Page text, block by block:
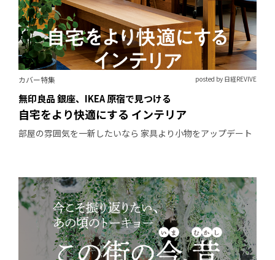
カバー特集 posted by 日経REVIVE
無印良品 銀座、IKEA 原宿で見つける
自宅をより快適にする インテリア
部屋の雰囲気を一新したいなら 家具より小物をアップデート